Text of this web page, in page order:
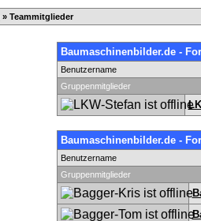
» Teammitglieder
Baumaschinenbilder.de -
Benutzername
Gruppenmitglieder
Baumaschinenbilder.de -
Benutzername
Gruppenmitglieder